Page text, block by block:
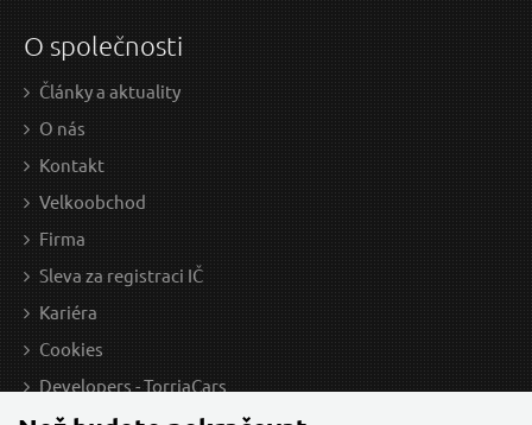
O společnosti
Články a aktuality
O nás
Kontakt
Velkoobchod
Firma
Sleva za registraci IČ
Kariéra
Cookies
Developers - TorriaCars